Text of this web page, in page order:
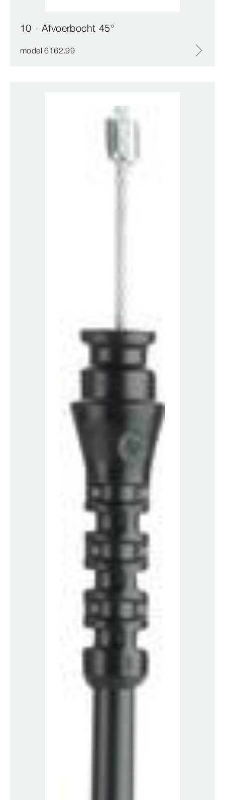
10 - Afvoerbocht 45°
model 6162.99